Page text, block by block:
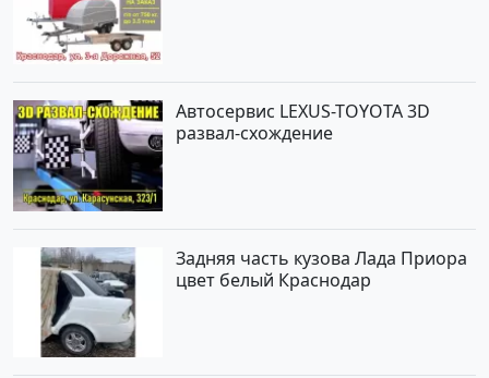
Автосервис LEXUS-TOYOTA 3D
развал-схождение
Задняя часть кузова Лада Приора
цвет белый Краснодар